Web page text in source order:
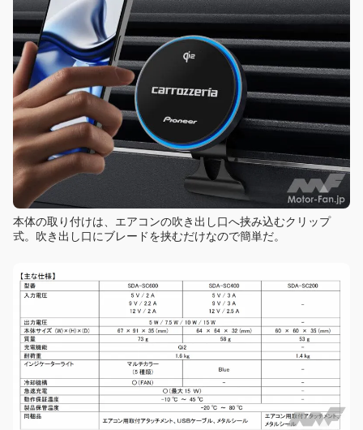
本体の取り付けは、エアコンの吹き出し口へ挟み込むクリップ
式。吹き出し口にブレードを挟むだけなので簡単だ。